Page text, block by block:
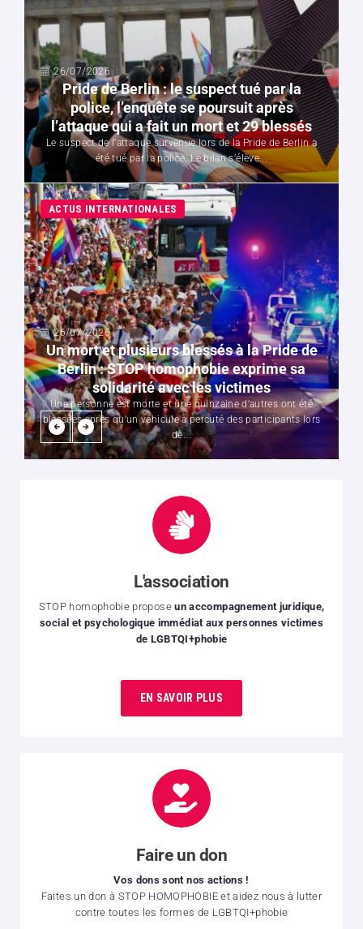
26/07/2026
Pride de Berlin : le suspect tué par la
police, l’enquête se poursuit après
l’attaque qui a fait un mort et 29 blessés
Le suspect de l’attaque survenue lors de la Pride de Berlin a
été tué par la police. Le bilan s’élève...
ACTUS INTERNATIONALES
26/07/2026
Un mort et plusieurs blessés à la Pride de
Berlin : STOP homophobie exprime sa
solidarité avec les victimes
Une personne est morte et une quinzaine d’autres ont été
blessées après qu’un véhicule a percuté des participants lors
de...
L'association
STOP homophobie proposeun accompagnement juridique,
social et psychologique immédiat aux personnes victimes
de LGBTQI+phobie
EN SAVOIR PLUS
Faire un don
Vos dons sont nos actions !
Faites un don à STOP HOMOPHOBIE et aidez nous à lutter
contre toutes les formes de LGBTQI+phobie